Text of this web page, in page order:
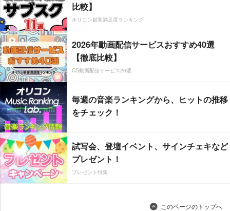
比較】
オリコン顧客満足度ランキング
2026年動画配信サービスおすすめ40選
【徹底比較】
CS動画配信サービス20選
毎週の音楽ランキングから、ヒットの推移
をチェック！
試写会、登壇イベント、サインチェキなど
プレゼント！
プレゼント特集
このページのトップへ